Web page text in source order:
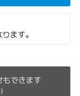
ます。
できます